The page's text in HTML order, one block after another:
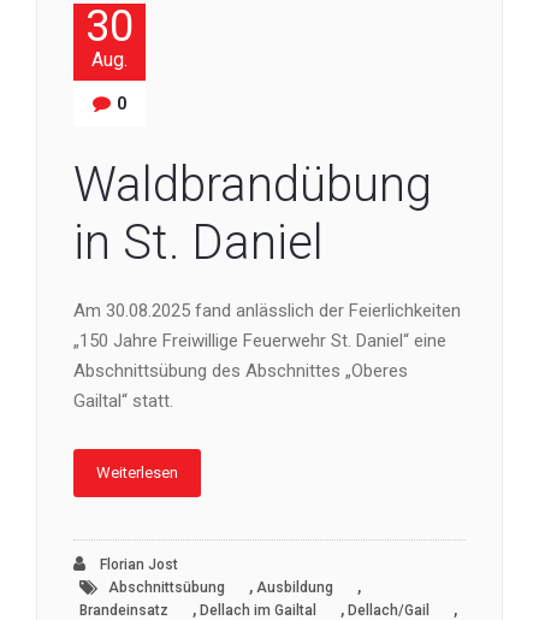
30
Aug.
0
Waldbrandübung
in St. Daniel
Am 30.08.2025 fand anlässlich der Feierlichkeiten
„150 Jahre Freiwillige Feuerwehr St. Daniel“ eine
Abschnittsübung des Abschnittes „Oberes
Gailtal“ statt.
Weiterlesen
Florian Jost
Abschnittsübung
, Ausbildung ,
Brandeinsatz , Dellach im Gailtal , Dellach/Gail ,